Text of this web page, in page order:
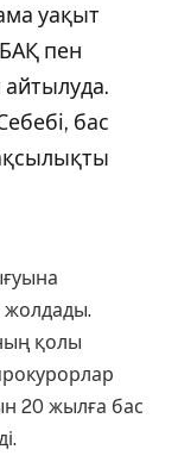
уақыт
пен
бас
жолдады.
қолы
20 жылға бас